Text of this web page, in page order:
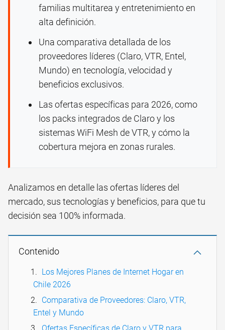
familias multitarea y entretenimiento en
alta definición.
Una comparativa detallada de los
proveedores líderes (Claro, VTR, Entel,
Mundo) en tecnología, velocidad y
beneficios exclusivos.
Las ofertas específicas para 2026, como
los packs integrados de Claro y los
sistemas WiFi Mesh de VTR, y cómo la
cobertura mejora en zonas rurales.
Analizamos en detalle las ofertas líderes del
mercado, sus tecnologías y beneficios, para que tu
decisión sea 100% informada.
Contenido
Los Mejores Planes de Internet Hogar en
Chile 2026
Comparativa de Proveedores: Claro, VTR,
Entel y Mundo